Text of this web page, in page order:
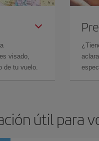
visado,
de tu vuelo.
útil para